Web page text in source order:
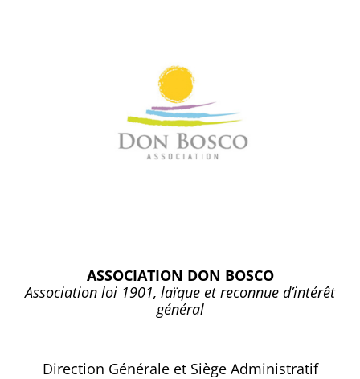
ASSOCIATION DON BOSCO
Association loi 1901, laïque et reconnue d’intérêt
général
Direction Générale et Siège Administratif